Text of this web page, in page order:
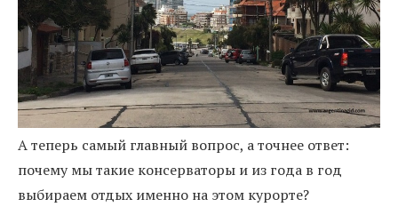
А теперь самый главный вопрос, а точнее ответ:
почему мы такие консерваторы и из года в год
выбираем отдых именно на этом курорте?